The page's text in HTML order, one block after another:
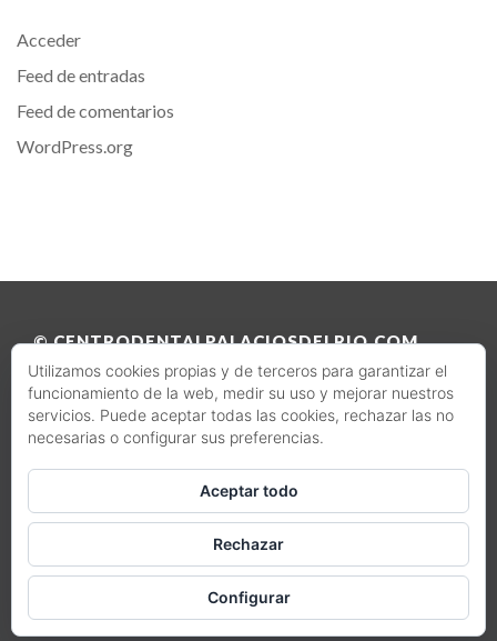
Acceder
Feed de entradas
Feed de comentarios
WordPress.org
© CENTRODENTALPALACIOSDELRIO.COM
2023 – TODOS LOS DERECHOS RESERVADOS.
Aviso legal·Política de privacidad·Política de cookies
PAGINA WEB REALIZADA POR DISEÑO WEB
Utilizamos cookies propias y de terceros para garantizar el
funcionamiento de la web, medir su uso y mejorar nuestros
servicios. Puede aceptar todas las cookies, rechazar las no
necesarias o configurar sus preferencias.
Aceptar todo
Rechazar
Configurar